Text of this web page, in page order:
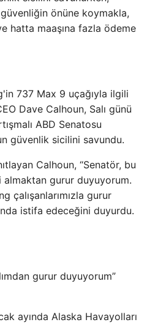
önüne koymakla,
hatta maaşına fazla ödeme
737 Max 9 uçağıyla ilgili
Dave Calhoun, Salı günü
ABD Senatosu
güvenlik sicilini savundu.
Calhoun, “Senatör, bu
almaktan gurur duyuyorum.
çalışanlarımızla gurur
istifa edeceğini duyurdu.
gurur duyuyorum”
ayında Alaska Havayolları